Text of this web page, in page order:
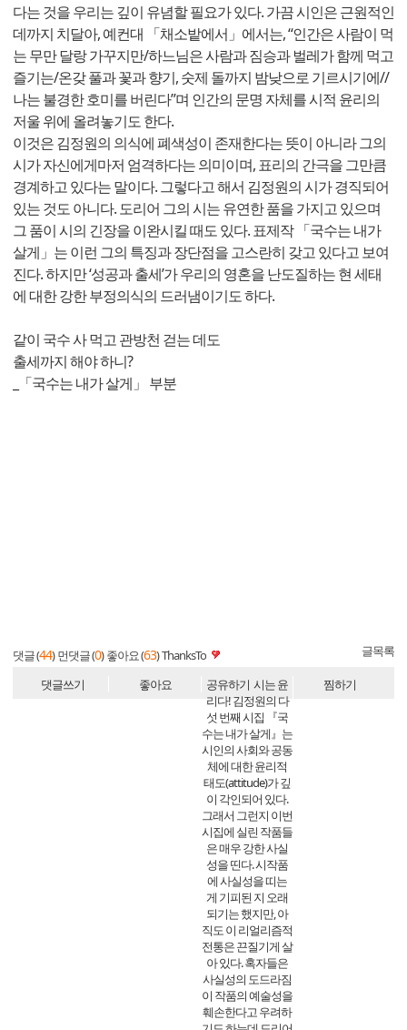
다는 것을 우리는 깊이 유념할 필요가 있다. 가끔 시인은 근원적인
데까지 치달아, 예컨대 「채소밭에서」에서는, “인간은 사람이 먹
는 무만 달랑 가꾸지만/하느님은 사람과 짐승과 벌레가 함께 먹고
즐기는/온갖 풀과 꽃과 향기, 숫제 돌까지 밤낮으로 기르시기에//
나는 불경한 호미를 버린다”며 인간의 문명 자체를 시적 윤리의
저울 위에 올려놓기도 한다.
이것은 김정원의 의식에 폐색성이 존재한다는 뜻이 아니라 그의
시가 자신에게마저 엄격하다는 의미이며, 표리의 간극을 그만큼
경계하고 있다는 말이다. 그렇다고 해서 김정원의 시가 경직되어
있는 것도 아니다. 도리어 그의 시는 유연한 품을 가지고 있으며
그 품이 시의 긴장을 이완시킬 때도 있다. 표제작 「국수는 내가
살게」는 이런 그의 특징과 장단점을 고스란히 갖고 있다고 보여
진다. 하지만 ‘성공과 출세’가 우리의 영혼을 난도질하는 현 세태
에 대한 강한 부정의식의 드러냄이기도 하다.
같이 국수 사 먹고 관방천 걷는 데도
출세까지 해야 하니?
_「국수는 내가 살게」 부분
댓글 (44) 먼댓글 (0) 좋아요 (63)ThanksTo 글목록
댓글쓰기 좋아요 공유하기 시는 윤
리다! 김정원의 다
섯 번째 시집 『국
수는 내가 살게』는
시인의 사회와 공동
체에 대한 윤리적
태도(attitude)가 깊
이 각인되어 있다.
그래서 그런지 이번
시집에 실린 작품들
은 매우 강한 사실
성을 띤다. 시작품
에 사실성을 띠는
게 기피된 지 오래
되기는 했지만, 아
직도 이 리얼리즘적
전통은 끈질기게 살
아 있다. 혹자들은
사실성의 도드라짐
이 작품의 예술성을
훼손한다고 우려하
찜하기